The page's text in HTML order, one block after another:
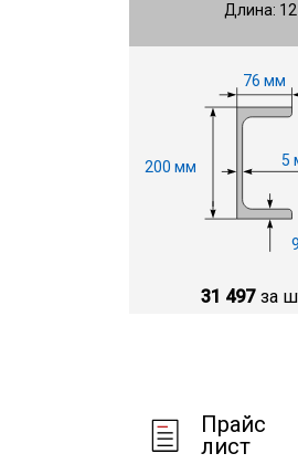
Длина:
76 мм
200 мм 5
31 497 за
Прайс
лист